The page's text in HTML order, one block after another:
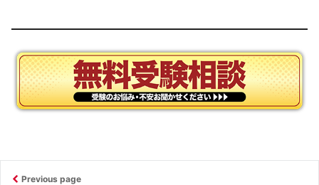
Previous page